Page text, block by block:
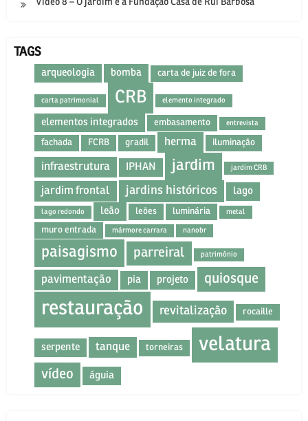
Vídeo 8 – O jardim e a Fundação Casa de Rui Barbosa
TAGS
arqueologia bomba carta de juiz de fora
carta patrimonial CRB elemento integrado
elementos integrados embasamento entrevista
fachada FCRB gradil herma iluminação
infraestrutura IPHAN jardim jardim CRB
jardim frontal jardins históricos lago
lago redondo leão leões luminária metal
muro entrada mármore carrara nanobr
paisagismo parreiral patrimônio
pavimentação pia projeto quiosque
restauração revitalização rocaille
serpente tanque torneiras velatura
vídeo águia